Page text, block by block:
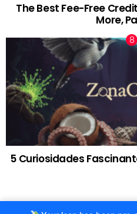
The Best Fee-Free
More,
5 Curiosidades